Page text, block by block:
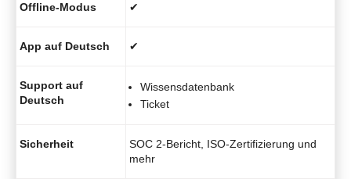
Offline-Modus ✔
App auf Deutsch ✔
Support auf
Deutsch
Wissensdatenbank
Ticket
Sicherheit
SOC 2-Bericht, ISO-Zertifizierung und
mehr